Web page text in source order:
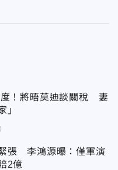
度！將晤莫迪談關稅 妻
」
張 李鴻源曝：僅軍演
2億